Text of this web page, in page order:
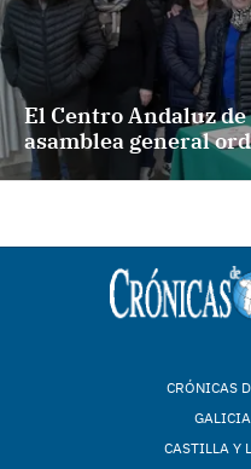
El Centro Andaluz
asamblea general
CRÓNICAS
CASTILLA Y